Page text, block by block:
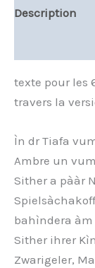
Description
texte pour les
travers la
Ìn dr Tiafa
Ambre un
Sither a pààr
bahìndera àm
Sither ihrer
Zwarigeler,